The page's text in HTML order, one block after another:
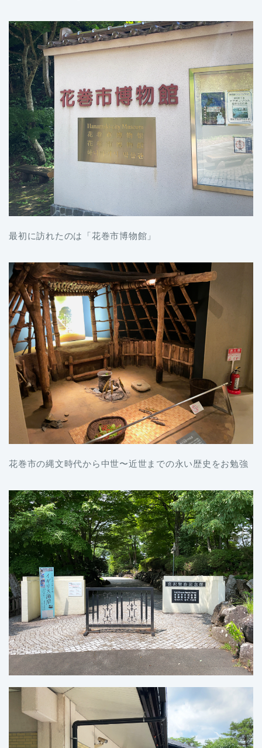
最初に訪れたのは「花巻市博物館」
花巻市の縄文時代から中世〜近世までの永い歴史をお勉強